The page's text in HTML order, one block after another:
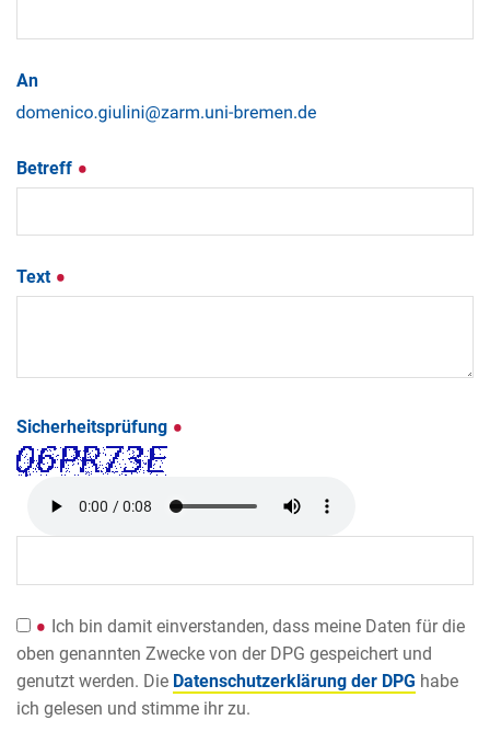
An
Betreff
Text
Sicherheitsprüfung
Ich bin damit einverstanden, dass meine Daten für die
oben genannten Zwecke von der DPG gespeichert und
genutzt werden. Die Datenschutzerklärung der DPG habe
ich gelesen und stimme ihr zu.